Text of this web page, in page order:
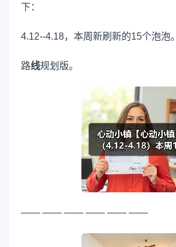
下：
4.12--4.18，本周新刷新的15个泡泡。
路线规划版。
—— —— —— —— —— ——